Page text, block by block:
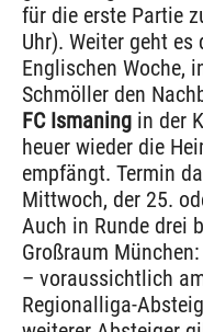
für die erste Partie
Uhr). Weiter geht
Englischen Woche,
Schmöller den
FC Ismaning in der
heuer wieder die
empfängt. Termin
Mittwoch, der 25.
Auch in Runde drei
Großraum
– voraussichtlich
Regionalliga-